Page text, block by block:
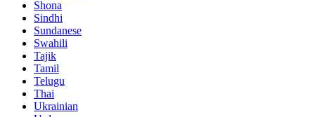
Shona
Sindhi
Sundanese
Swahili
Tajik
Tamil
Telugu
Thai
Ukrainian